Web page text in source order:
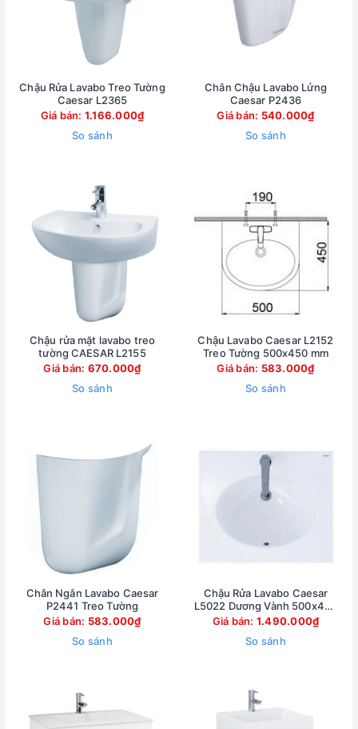
Chậu Rửa Lavabo Treo Tường
Caesar L2365
Giá bán: 1.166.000₫
So sánh
Chân Chậu Lavabo Lửng
Caesar P2436
Giá bán: 540.000₫
So sánh
Chậu rửa mặt lavabo treo
tường CAESAR L2155
Giá bán: 670.000₫
So sánh
Chậu Lavabo Caesar L2152
Treo Tường 500x450 mm
Giá bán: 583.000₫
So sánh
Chân Ngắn Lavabo Caesar
P2441 Treo Tường
Giá bán: 583.000₫
So sánh
Chậu Rửa Lavabo Caesar
L5022 Dương Vành 500x420
mm
Giá bán: 1.490.000₫
So sánh